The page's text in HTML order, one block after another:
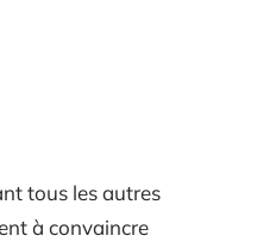
tous les autres
à convaincre